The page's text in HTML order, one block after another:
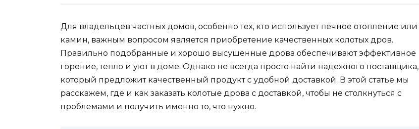
Для владельцев частных домов, особенно тех, кто использует печное отопление или
камин, важным вопросом является приобретение качественных колотых дров.
Правильно подобранные и хорошо высушенные дрова обеспечивают эффективное
горение, тепло и уют в доме. Однако не всегда просто найти надежного поставщика,
который предложит качественный продукт с удобной доставкой. В этой статье мы
расскажем, где и как заказать колотые дрова с доставкой, чтобы не столкнуться с
проблемами и получить именно то, что нужно.